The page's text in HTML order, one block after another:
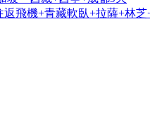
飛機+青藏軟臥+拉薩+林